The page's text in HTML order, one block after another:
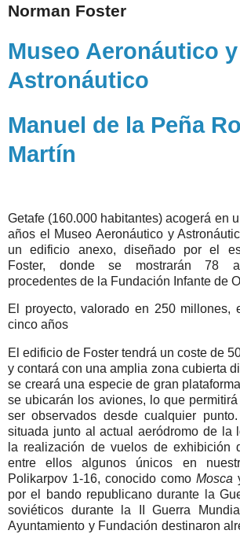
Norman Foster
Museo Aeronáutico y
Astronáutico
Manuel de la Peña
Martín
Getafe (160.000 habitantes) acogerá en
años el Museo Aeronáutico y
un edificio anexo, diseñado por el
Foster, donde se mostrarán 78
procedentes de la Fundación Infante de
El proyecto, valorado en 250 millones,
cinco años
El edificio de Foster tendrá un coste de
y contará con una amplia zona cubierta
se creará una especie de gran
se ubicarán los aviones, lo que
ser observados desde cualquier
situada junto al actual aeródromo de la
la realización de vuelos de exhibición
entre ellos algunos únicos en
Polikarpov 1-16, conocido como Mosca
por el bando republicano durante la
soviéticos durante la II Guerra
Ayuntamiento y Fundación destinaron